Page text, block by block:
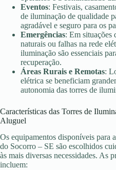
Eventos: Festivais,
de iluminação de qualidade
agradável e seguro para os
Emergências: Em situações
naturais ou falhas na rede
iluminação são essenciais
recuperação.
Áreas Rurais e Remotas:
elétrica se beneficiam
autonomia das torres de
Características das Torres de
Aluguel
Os equipamentos disponíveis para
do Socorro – SE são escolhidos
às mais diversas necessidades. As
incluem: